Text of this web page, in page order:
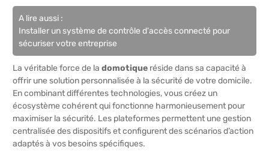
A lire aussi :
Installer un système de contrôle d'accès connecté pour
sécuriser votre entreprise
La véritable force de la domotique réside dans sa capacité à
offrir une solution personnalisée à la sécurité de votre domicile.
En combinant différentes technologies, vous créez un
écosystème cohérent qui fonctionne harmonieusement pour
maximiser la sécurité. Les plateformes permettent une gestion
centralisée des dispositifs et configurent des scénarios d’action
adaptés à vos besoins spécifiques.